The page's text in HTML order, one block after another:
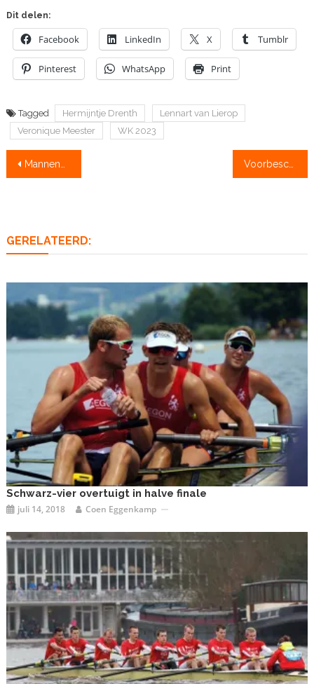
Dit delen:
Facebook LinkedIn X Tumblr
Pinterest WhatsApp Print
Tagged Hermijntje Drenth
Lennart van Lierop
Veronique Meester
WK 2023
Bericht
Mannendubbelvier pakt derde wereldtitel voor Nederland! Voorbeschouwing: op de slotdag gaat Oranje XXL ten strijde, eerste A-finale om 13.39 u
GERELATEERD:
Schwarz-vier overtuigt in halve finale
juli 14, 2018 Coen Eggenkamp